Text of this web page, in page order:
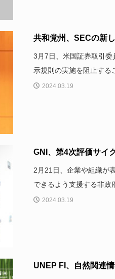
共和党州、SECの新
3月7日、米国証券取引委
示規則の実施を阻止する
2024.03.19
GNI、第4次評価サイ
2月21日、企業や組織が
できるよう支援する非政
2024.03.19
UNEP FI、自然関連